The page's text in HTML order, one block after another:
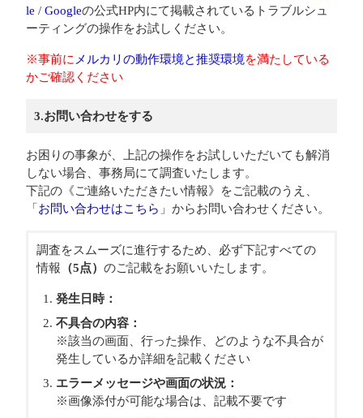
le / Googleの公式HP内にて掲載されているトラブルシュ
ーティングの操作をお試しください。
※事前に メルカリの動作環境と推奨環境を満たしている
かご確認ください
3.お問い合わせをする
お困りの事象が、上記の操作をお試しいただいても解消
しない場合、事務局にて調査いたします。
下記の《ご連絡いただきたい情報》をご記載のうえ、
「 お問い合わせはこちら 」からお問い合わせください。
調査をスムーズに進行するため、必ず下記すべての
情報 （5点） のご記載をお願いいたします。
発生日時：
不具合の内容：
※該当の画面、行った操作、どのような不具合が
発生しているか詳細を記載ください
エラーメッセージや画面の状況：
※画像添付が可能な場合は、記載不要です